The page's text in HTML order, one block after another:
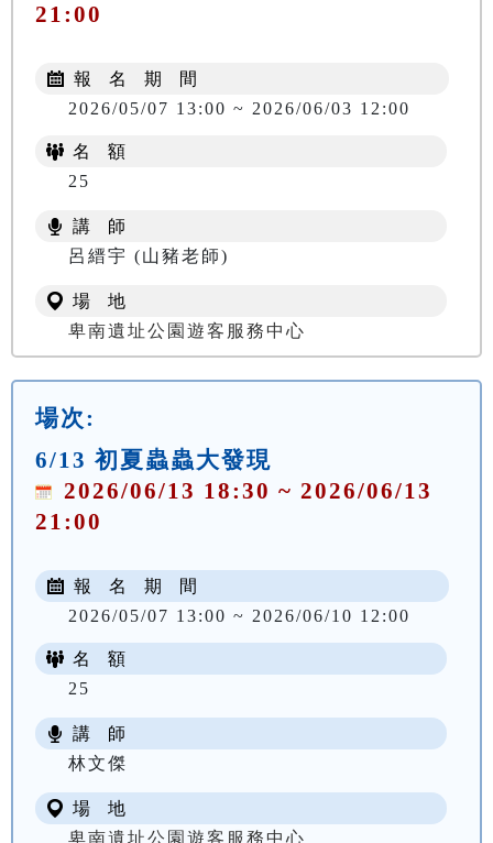
21:00
報 名 期 間
2026/05/07 13:00 ~ 2026/06/03 12:00
名 額
25
講 師
呂縉宇 (山豬老師)
場 地
卑南遺址公園遊客服務中心
場次:
6/13 初夏蟲蟲大發現
2026/06/13 18:30 ~ 2026/06/13
21:00
報 名 期 間
2026/05/07 13:00 ~ 2026/06/10 12:00
名 額
25
講 師
林文傑
場 地
卑南遺址公園遊客服務中心